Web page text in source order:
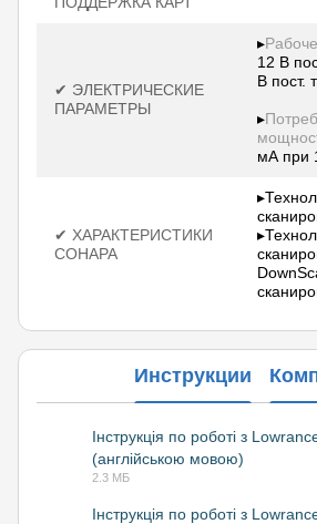
✔ ЭЛЕКТРИЧЕСКИЕ
ПАРАМЕТРЫ
▸
12 В
В пост.
▸
мА при
✔ ХАРАКТЕРИСТИКИ
СОНАРА
Инструкции
Інструкція по роботі з
(англійською мовою)
2.3 МБ
Інструкція по роботі з